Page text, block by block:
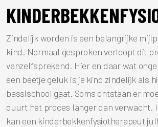
Zindelijk worden is een belangrijke
kind. Normaal gesproken verloopt dit
vanzelfsprekend. Hier en daar wat
een beetje geluk is je kind zindelijk als
bassischool gaat. Soms ontstaan er
duurt het proces langer dan verwacht.
kan een kinderbekkenfysiotherapeut